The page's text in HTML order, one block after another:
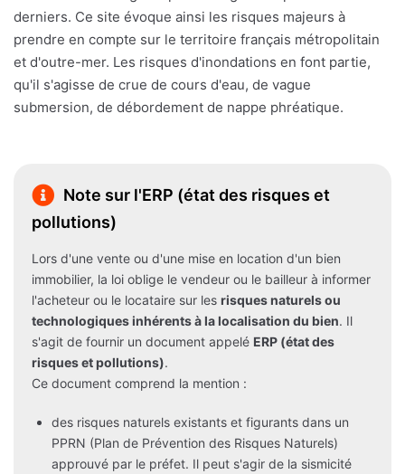
derniers. Ce site évoque ainsi les risques majeurs à
prendre en compte sur le territoire français métropolitain
et d'outre-mer. Les risques d'inondations en font partie,
qu'il s'agisse de crue de cours d'eau, de vague
submersion, de débordement de nappe phréatique.
Note sur l'ERP (état des risques et
pollutions)
Lors d'une vente ou d'une mise en location d'un bien
immobilier, la loi oblige le vendeur ou le bailleur à informer
l'acheteur ou le locataire sur les risques naturels ou
technologiques inhérents à la localisation du bien. Il
s'agit de fournir un document appelé ERP (état des
risques et pollutions).
Ce document comprend la mention :
des risques naturels existants et figurants dans un
PPRN (Plan de Prévention des Risques Naturels)
approuvé par le préfet. Il peut s'agir de la sismicité